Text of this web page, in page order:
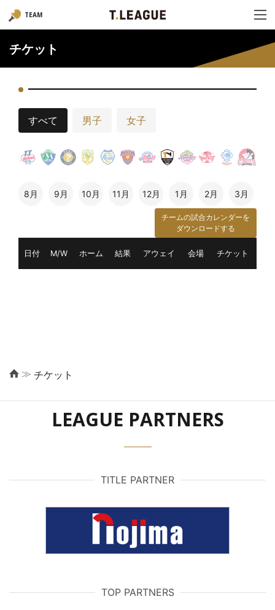
TEAM
チケット
すべて 男子 女子
8月 9月 10月 11月 12月 1月 2月 3月
チームの試合カレンダーを
ダウンロードする
日付 M/W ホーム 結果 アウェイ 会場 チケット
≫ チケット
LEAGUE PARTNERS
TITLE PARTNER
TOP PARTNERS